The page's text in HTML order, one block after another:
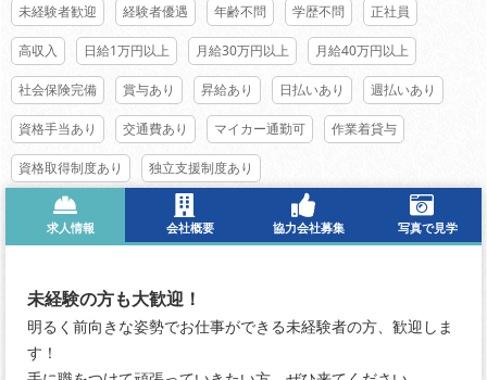
未経験者歓迎 経験者優遇 年齢不問 学歴不問 正社員
高収入 日給1万円以上 月給30万円以上 月給40万円以上
社会保険完備 賞与あり 昇給あり 日払いあり 週払いあり
資格手当あり 交通費あり マイカー通勤可 作業着貸与
資格取得制度あり 独立支援制度あり
求人情報 会社概要 協力会社募集 写真で見学
未経験の方も大歓迎！
明るく前向きな姿勢でお仕事ができる未経験者の方、歓迎しま
す！